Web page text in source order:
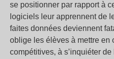
se positionner par rapport à
logiciels leur apprennent de
faites données deviennent
oblige les élèves à mettre
compétitives, à s’inquiéter